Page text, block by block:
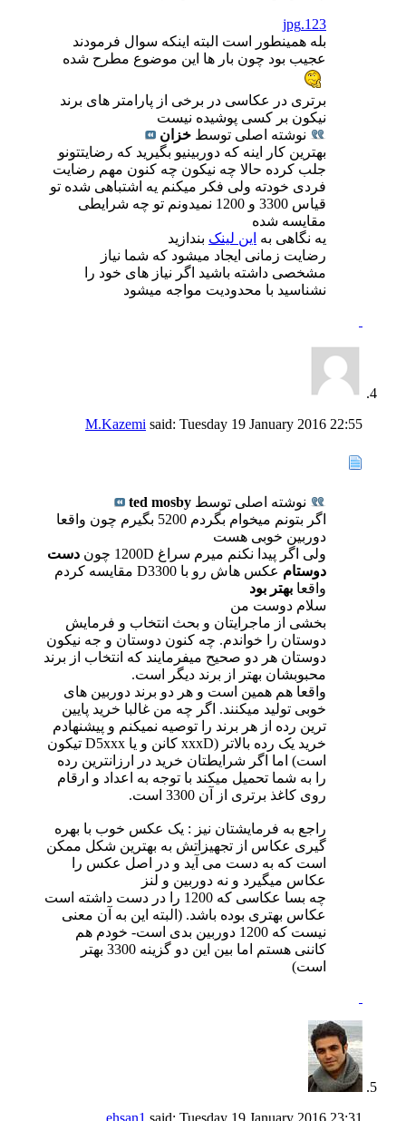
123.jpg
بله همینطور است البته اینکه سوال فرمودند
عجیب بود چون بار ها این موضوع مطرح شده
برتری در عکاسی در برخی از پارامتر های برند
نیکون بر کسی پوشیده نیست
نوشته اصلی توسط خزان
بهترین کار اینه که دوربینیو بگیرید که رضایتتونو
جلب کرده حالا چه نیکون چه کنون مهم رضایت
فردی خودته ولی فکر میکنم یه اشتباهی شده تو
قیاس 3300 و 1200 نمیدونم تو چه شرایطی
مقایسه شده
یه نگاهی به این لینک بندازید
رضایت زمانی ایجاد میشود که شما نیاز
مشخصی داشته باشید اگر نیاز های خود را
نشناسید با محدودیت مواجه میشود
M.Kazemi said: Tuesday 19 January 2016 22:55
نوشته اصلی توسط ted mosby
اگر بتونم میخوام بگردم 5200 بگیرم چون واقعا
دوربین خوبی هست
ولی اگر پیدا نکنم میرم سراغ 1200D چون
دست
دوستام
عکس هاش رو با D3300 مقایسه کردم
واقعا بهتر بود
سلام دوست من
بخشی از ماجرایتان و بحث انتخاب و فرمایش
دوستان را خواندم. چه کنون دوستان و جه نیکون
دوستان هر دو صحیح میفرمایند که انتخاب از برند
محبوبشان بهتر از برند دیگر است.
واقعا هم همین است و هر دو برند دوربین های
خوبی تولید میکنند. اگر چه من غالبا خرید پایین
ترین رده از هر برند را توصیه نمیکنم و پیشنهادم
خرید یک رده بالاتر (xxxD کانن و یا D5xxx تیکون
است) اما اگر شرایطتان خرید در ارزانترین رده
را به شما تحمیل میکند با توجه به اعداد و ارقام
روی کاغذ برتری از آن 3300 است.
راجع به فرمایشتان نیز : یک عکس خوب با بهره
گیری عکاس از تجهیزاتش به بهترین شکل ممکن
است که به دست می آید و در اصل عکس را
عکاس میگیرد و نه دوربین و لنز
چه بسا عکاسی که 1200 را در دست داشته است
عکاس بهتری بوده باشد. (البته این به آن معنی
نیست که 1200 دوربین بدی است- خودم هم
کاننی هستم اما بین این دو گزینه 3300 بهتر
است)
ehsan1 said: Tuesday 19 January 2016 23:31